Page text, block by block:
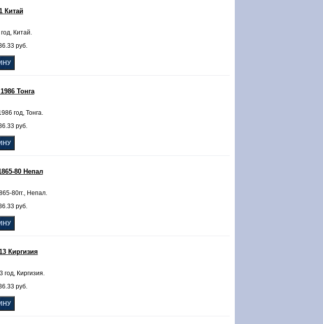
Китай
Китай.
руб.
Тонга
год, Тонга.
руб.
80 Непал
80гг., Непал.
руб.
Киргизия
год, Киргизия.
руб.